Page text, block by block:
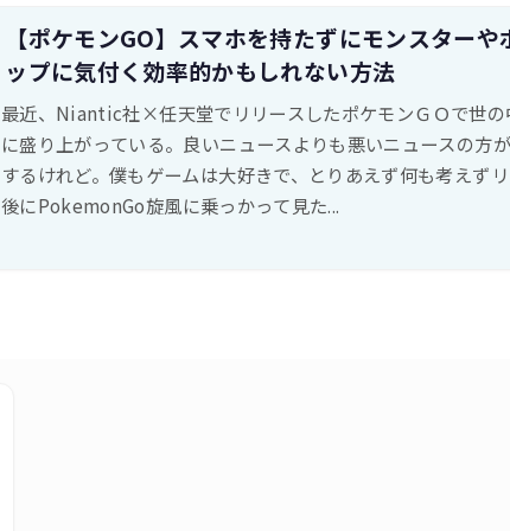
【ポケモンGO】スマホを持たずにモンスターや
ップに気付く効率的かもしれない方法
最近、Niantic社×任天堂でリリースしたポケモンＧＯで世の
に盛り上がっている。良いニュースよりも悪いニュースの方
するけれど。僕もゲームは大好きで、とりあえず何も考えず
後にPokemonGo旋風に乗っかって見た...